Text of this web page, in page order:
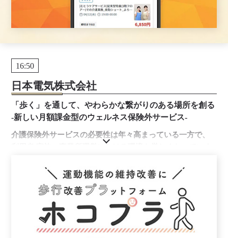
16:50
日本電気株式会社
「歩く」を通して、やわらかな繋がりのある場所を創る
-新しい月額課金型のウェルネス保険外サービス-
介護保険外サービスの必要性は年々高まっている一方で、
についてご案内します。